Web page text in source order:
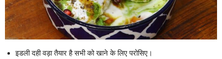
इडली दही वड़ा तैयार है सभी को खाने के लिए परोसिए।